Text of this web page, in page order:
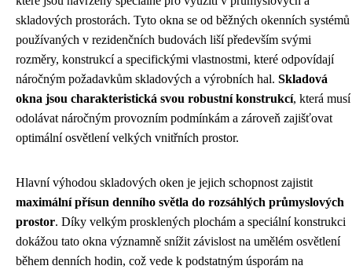
skladových prostorách. Tyto okna se od běžných okenních systémů
používaných v rezidenčních budovách liší především svými
rozměry, konstrukcí a specifickými vlastnostmi, které odpovídají
náročným požadavkům skladových a výrobních hal. Skladová
okna jsou charakteristická svou robustní konstrukcí, která musí
odolávat náročným provozním podmínkám a zároveň zajišťovat
optimální osvětlení velkých vnitřních prostor.
Hlavní výhodou skladových oken je jejich schopnost zajistit
maximální přísun denního světla do rozsáhlých průmyslových
prostor. Díky velkým prosklených plochám a speciální konstrukci
dokážou tato okna významně snížit závislost na umělém osvětlení
během denních hodin, což vede k podstatným úsporám na